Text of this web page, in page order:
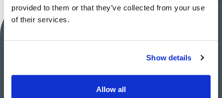
provided to them or that they’ve collected from your use
of their services.
Show details
Allow all
Silvia Guidi